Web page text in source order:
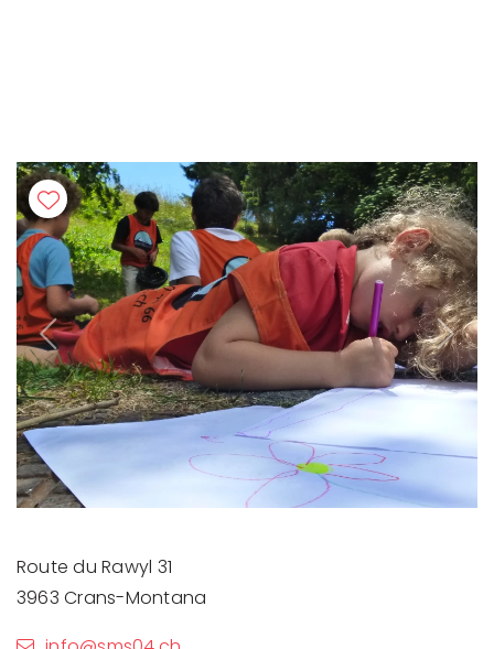
Previous Next
Route du Rawyl 31
3963 Crans-Montana